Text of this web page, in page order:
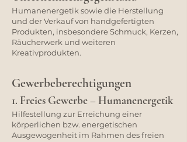
Humanenergetik sowie die Herstellung
und der Verkauf von handgefertigten
Produkten, insbesondere Schmuck, Kerzen,
Räucherwerk und weiteren
Kreativprodukten.
Gewerbeberechtigungen
1. Freies Gewerbe – Humanenergetik
Hilfestellung zur Erreichung einer
körperlichen bzw. energetischen
Ausgewogenheit im Rahmen des freien